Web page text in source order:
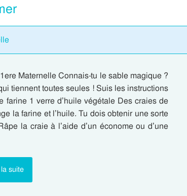
Maternelle Connais-tu le sable magique ?
tiennent toutes seules ! Suis les instructions
farine 1 verre d’huile végétale Des craies de
la farine et l’huile. Tu dois obtenir une sorte
la craie à l’aide d’un économe ou d’une
suite